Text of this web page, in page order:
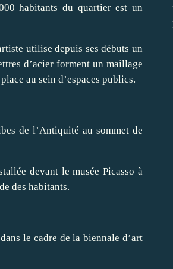
habitants du quartier est un
utilise depuis ses débuts un
d’acier forment un maillage
au sein d’espaces publics.
de l’Antiquité au sommet de
devant le musée Picasso à
des habitants.
le cadre de la biennale d’art